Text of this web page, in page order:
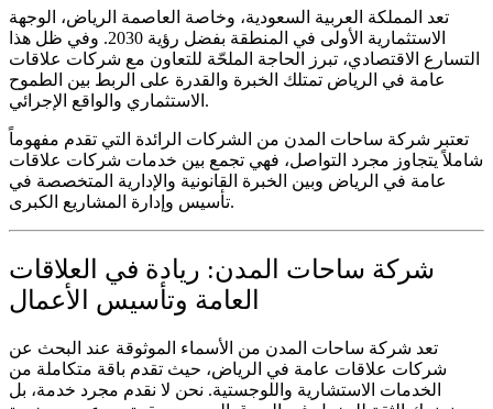
تعد المملكة العربية السعودية، وخاصة العاصمة الرياض، الوجهة
الاستثمارية الأولى في المنطقة بفضل رؤية 2030. وفي ظل هذا
التسارع الاقتصادي، تبرز الحاجة الملحّة للتعاون مع شركات علاقات
عامة في الرياض تمتلك الخبرة والقدرة على الربط بين الطموح
الاستثماري والواقع الإجرائي.
تعتبر شركة ساحات المدن من الشركات الرائدة التي تقدم مفهوماً
شاملاً يتجاوز مجرد التواصل، فهي تجمع بين خدمات شركات علاقات
عامة في الرياض وبين الخبرة القانونية والإدارية المتخصصة في
تأسيس وإدارة المشاريع الكبرى.
شركة ساحات المدن: ريادة في العلاقات
العامة وتأسيس الأعمال
تعد شركة ساحات المدن من الأسماء الموثوقة عند البحث عن
شركات علاقات عامة في الرياض، حيث تقدم باقة متكاملة من
الخدمات الاستشارية واللوجستية. نحن لا نقدم مجرد خدمة، بل